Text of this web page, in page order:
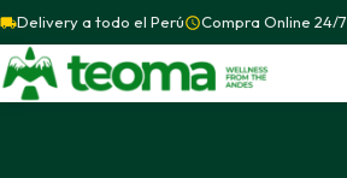
Delivery a todo el Perú Compra Online 24/7